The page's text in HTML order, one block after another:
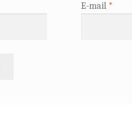
E-mail *